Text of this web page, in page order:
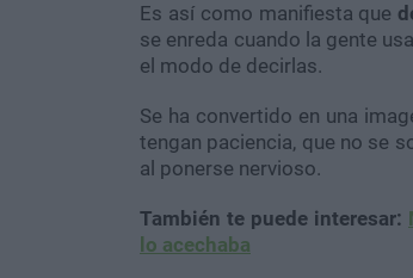
Es así como manifiesta que
se enreda cuando la gente
el modo de decirlas.
Se ha convertido en una
tengan paciencia, que no se
al ponerse nervioso.
También te puede interesar:
lo acechaba